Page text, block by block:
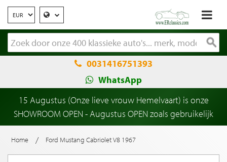
0031416751393
WhatsApp
15 Augustus (Onze lieve vrouw Hemelvaart) is onze
SHOWROOM OPEN - Augustus OPEN zoals gebruikelijk
Home / Ford Mustang Cabriolet V8 1967